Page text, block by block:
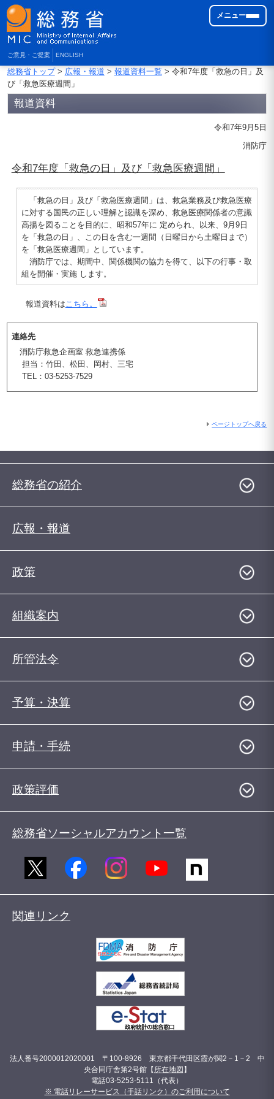
ご意見・ご提案 ENGLISH
メニュー
総務省トップ> 広報・報道 > 報道資料一覧> 令和7年度「救急の日」及
び「救急医療週間」
報道資料
令和7年9月5日
消防庁
令和7年度「救急の日」及び「救急医療週間」
「救急の日」及び「救急医療週間」は、救急業務及び救急医療
に対する国民の正しい理解と認識を深め、救急医療関係者の意識
高揚を図ることを目的に、昭和57年に 定められ、以来、9月9日
を「救急の日」、この日を含む一週間（日曜日から土曜日まで）
を「救急医療週間」としています。
消防庁では、期間中、関係機関の協力を得て、以下の行事・取
組を開催・実施 します。
報道資料はこちら。
連絡先
消防庁救急企画室 救急連携係
担当：竹田、松田、岡村、三宅
TEL：03-5253-7529
ページトップへ戻る
総務省の紹介
広報・報道
政策
組織案内
所管法令
予算・決算
申請・手続
政策評価
総務省ソーシャルアカウント一覧
関連リンク
法人番号2000012020001 〒100-8926 東京都千代田区霞が関2－1－2 中
央合同庁舎第2号館【 所在地図 】
電話03-5253-5111（代表）
※ 電話リレーサービス（手話リンク）のご利用について